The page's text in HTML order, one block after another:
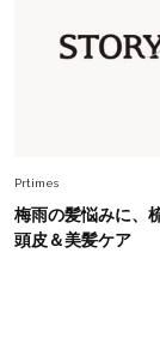
Prtimes
梅雨の髪悩みに、
頭皮＆美髪ケア